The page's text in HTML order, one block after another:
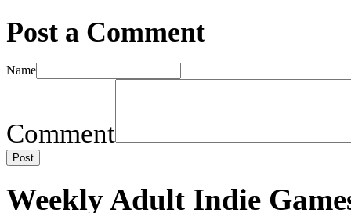
Post a Comment
Name
Comment
Weekly Adult Indie